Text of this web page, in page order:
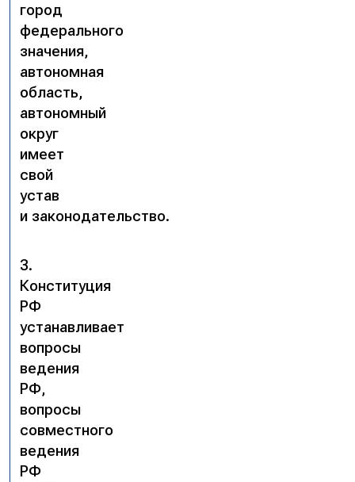
город
федерального
значения,
автономная
область,
автономный
округ
имеет
свой
устав
и законодательство.
3.
Конституция
РФ
устанавливает
вопросы
ведения
РФ,
вопросы
совместного
ведения
РФ